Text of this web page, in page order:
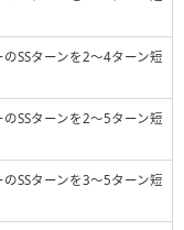
SSターンを2～4ターン短
SSターンを2～5ターン短
SSターンを3～5ターン短